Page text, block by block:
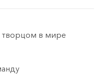
в мире